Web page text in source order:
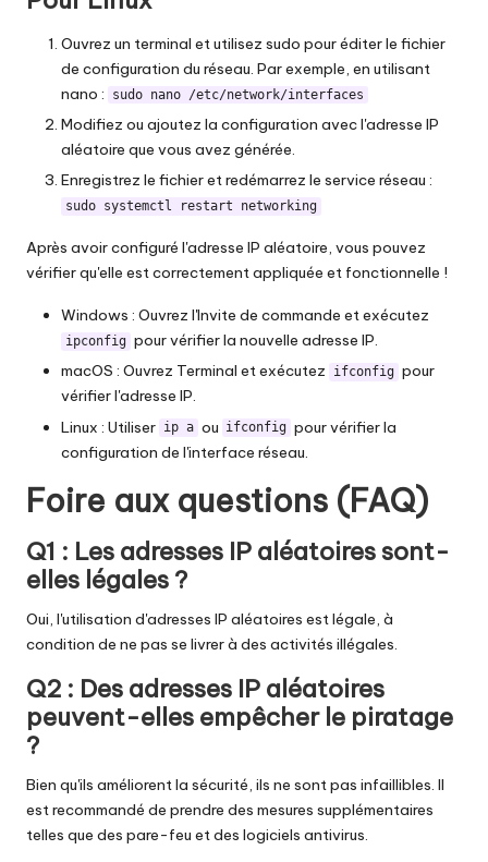
Ouvrez un terminal et utilisez sudo pour éditer le fichier
de configuration du réseau. Par exemple, en utilisant
nano :
sudo nano /etc/network/interfaces
Modifiez ou ajoutez la configuration avec l'adresse IP
aléatoire que vous avez générée.
Enregistrez le fichier et redémarrez le service réseau :
sudo systemctl restart networking
Après avoir configuré l'adresse IP aléatoire, vous pouvez
vérifier qu'elle est correctement appliquée et fonctionnelle !
Windows : Ouvrez l'Invite de commande et exécutez
ipconfig pour vérifier la nouvelle adresse IP.
macOS : Ouvrez Terminal et exécutez
ifconfig pour
vérifier l'adresse IP.
Linux : Utiliser ip a ou ifconfig pour vérifier la
configuration de l'interface réseau.
Foire aux questions (FAQ)
Q1 : Les adresses IP aléatoires sont-
elles légales ?
Oui, l'utilisation d'adresses IP aléatoires est légale, à
condition de ne pas se livrer à des activités illégales.
Q2 : Des adresses IP aléatoires
peuvent-elles empêcher le piratage
?
Bien qu'ils améliorent la sécurité, ils ne sont pas infaillibles. Il
est recommandé de prendre des mesures supplémentaires
telles que des pare-feu et des logiciels antivirus.